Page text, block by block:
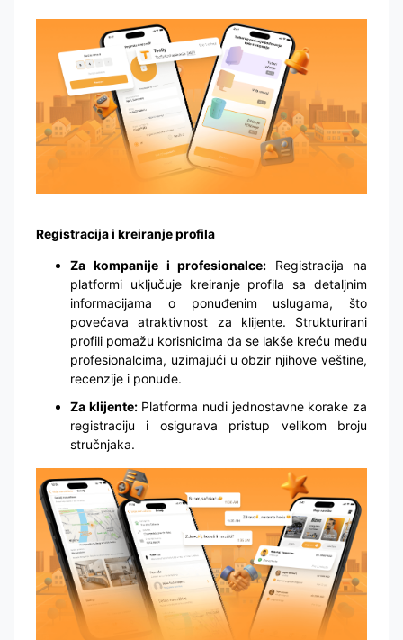
Registracija i kreiranje profila
Za kompanije i profesionalce: Registracija na
platformi uključuje kreiranje profila sa detaljnim
informacijama o ponuđenim uslugama, što
povećava atraktivnost za klijente. Strukturirani
profili pomažu korisnicima da se lakše kreću među
profesionalcima, uzimajući u obzir njihove veštine,
recenzije i ponude.
Za klijente:Platforma nudi jednostavne korake za
registraciju i osigurava pristup velikom broju
stručnjaka.